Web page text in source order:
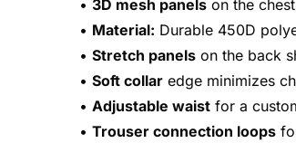
• 3D mesh panels on the
• Material: Durable 450D
• Stretch panels on the back
• Soft collar edge minimizes
• Adjustable waist for a
• Trouser connection loops